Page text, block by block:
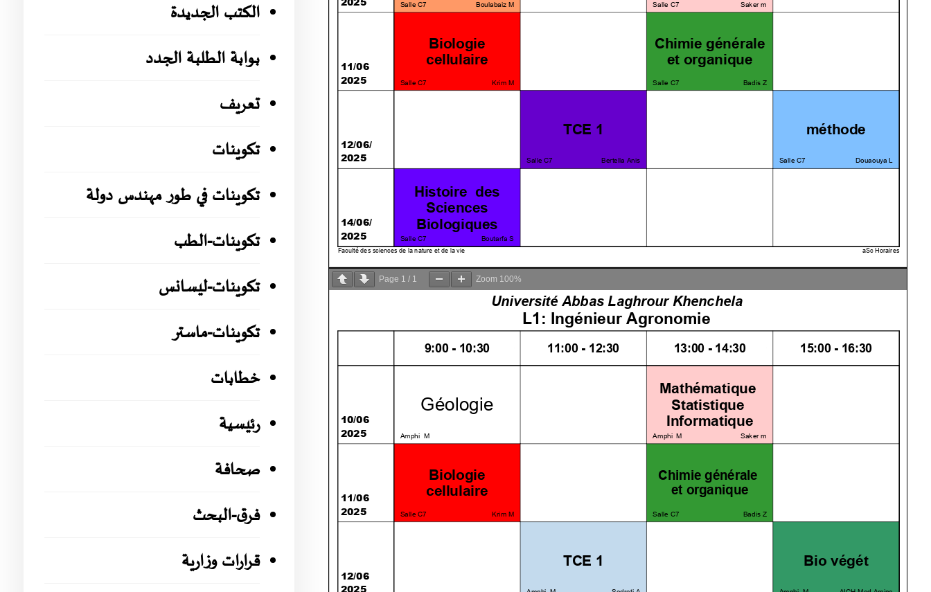
Page 1 / 1 Zoom 100%
الكتب الجديدة
بوابة الطلبة الجدد
تعريف
تكوينات
تكوينات في طور مهندس دولة
تكوينات-الطب
تكوينات-ليسانس
تكوينات-ماستر
خطابات
رئيسية
صحافة
فرق-البحث
قرارات وزارية